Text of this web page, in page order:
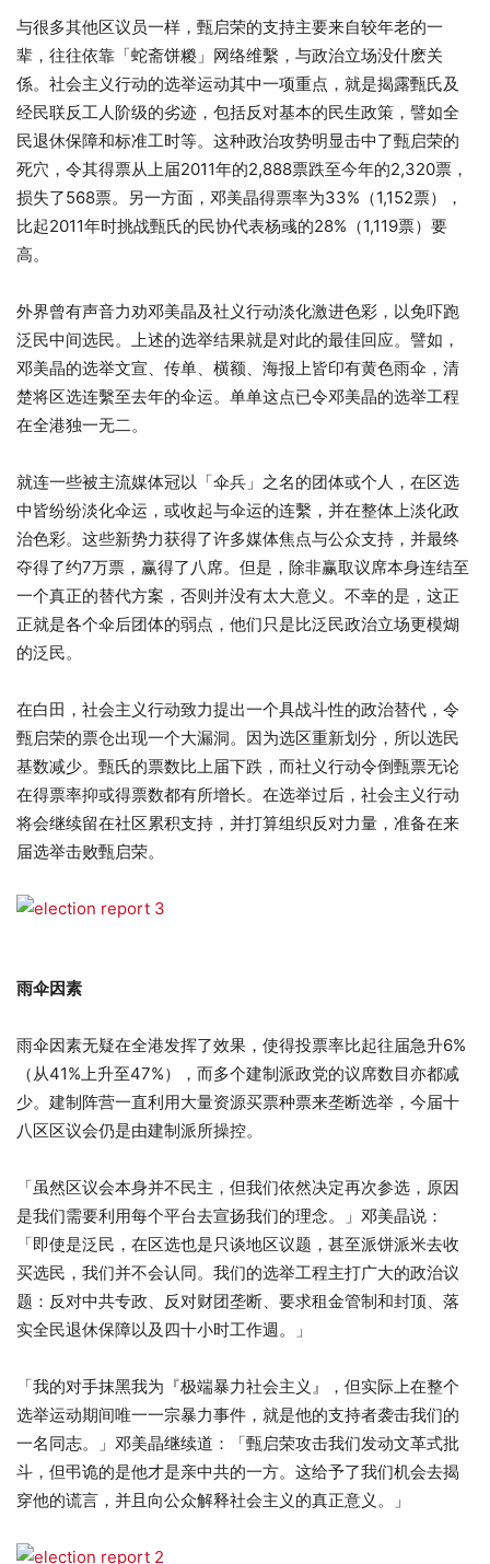
与很多其他区议员一样，甄启荣的支持主要来自较年老的一
辈，往往依靠「蛇斋饼糉」网络维繫，与政治立场没什麽关
係。社会主义行动的选举运动其中一项重点，就是揭露甄氏及
经民联反工人阶级的劣迹，包括反对基本的民生政策，譬如全
民退休保障和标准工时等。这种政治攻势明显击中了甄启荣的
死穴，令其得票从上届2011年的2,888票跌至今年的2,320票，
损失了568票。另一方面，邓美晶得票率为33%（1,152票），
比起2011年时挑战甄氏的民协代表杨彧的28%（1,119票）要
高。
外界曾有声音力劝邓美晶及社义行动淡化激进色彩，以免吓跑
泛民中间选民。上述的选举结果就是对此的最佳回应。譬如，
邓美晶的选举文宣、传单、横额、海报上皆印有黄色雨伞，清
楚将区选连繫至去年的伞运。单单这点已令邓美晶的选举工程
在全港独一无二。
就连一些被主流媒体冠以「伞兵」之名的团体或个人，在区选
中皆纷纷淡化伞运，或收起与伞运的连繫，并在整体上淡化政
治色彩。这些新势力获得了许多媒体焦点与公众支持，并最终
夺得了约7万票，赢得了八席。但是，除非赢取议席本身连结至
一个真正的替代方案，否则并没有太大意义。不幸的是，这正
正就是各个伞后团体的弱点，他们只是比泛民政治立场更模煳
的泛民。
在白田，社会主义行动致力提出一个具战斗性的政治替代，令
甄启荣的票仓出现一个大漏洞。因为选区重新划分，所以选民
基数减少。甄氏的票数比上届下跌，而社义行动令倒甄票无论
在得票率抑或得票数都有所增长。在选举过后，社会主义行动
将会继续留在社区累积支持，并打算组织反对力量，准备在来
届选举击败甄启荣。
雨伞因素
雨伞因素无疑在全港发挥了效果，使得投票率比起往届急升6%
（从41%上升至47%），而多个建制派政党的议席数目亦都减
少。建制阵营一直利用大量资源买票种票来垄断选举，今届十
八区区议会仍是由建制派所操控。
「虽然区议会本身并不民主，但我们依然决定再次参选，原因
是我们需要利用每个平台去宣扬我们的理念。」邓美晶说：
「即使是泛民，在区选也是只谈地区议题，甚至派饼派米去收
买选民，我们并不会认同。我们的选举工程主打广大的政治议
题：反对中共专政、反对财团垄断、要求租金管制和封顶、落
实全民退休保障以及四十小时工作週。」
「我的对手抹黑我为『极端暴力社会主义』，但实际上在整个
选举运动期间唯一一宗暴力事件，就是他的支持者袭击我们的
一名同志。」邓美晶继续道：「甄启荣攻击我们发动文革式批
斗，但弔诡的是他才是亲中共的一方。这给予了我们机会去揭
穿他的谎言，并且向公众解释社会主义的真正意义。」